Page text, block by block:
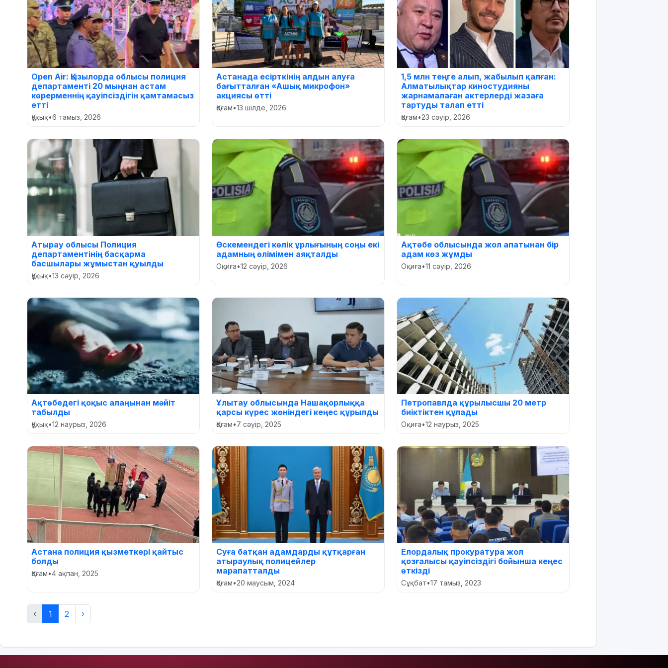
Open Air: Қызылорда облысы полиция
департаменті 20 мыңнан астам
көрерменнің қауіпсіздігін қамтамасыз
етті
Құқық•6 тамыз, 2026
Астанада есірткінің алдын алуға
бағытталған «Ашық микрофон»
акциясы өтті
Қоғам•13 шілде, 2026
1,5 млн теңге алып, жабылып қалған:
Алматылықтар киностудияны
жарнамалаған актерлерді жазаға
тартуды талап етті
Қоғам•23 сәуір, 2026
Атырау облысы Полиция
департаментінің басқарма
басшылары жұмыстан қуылды
Құқық•13 сәуір, 2026
Өскемендегі көлік ұрлығының соңы екі
адамның өлімімен аяқталды
Оқиға•12 сәуір, 2026
Ақтөбе облысында жол апатынан бір
адам көз жұмды
Оқиға•11 сәуір, 2026
Ақтөбедегі қоқыс алаңынан мәйіт
табылды
Құқық•12 наурыз, 2026
Ұлытау облысында Нашақорлыққа
қарсы күрес жөніндегі кеңес құрылды
Қоғам•7 сәуір, 2025
Петропавлда құрылысшы 20 метр
биіктіктен құлады
Оқиға•12 наурыз, 2025
Астана полиция қызметкері қайтыс
болды
Қоғам•4 ақпан, 2025
Суға батқан адамдарды құтқарған
атыраулық полицейлер
марапатталды
Қоғам•20 маусым, 2024
Елордалық прокуратура жол
қозғалысы қауіпсіздігі бойынша кеңес
өткізді
Сұқбат•17 тамыз, 2023
‹ 1 2 ›